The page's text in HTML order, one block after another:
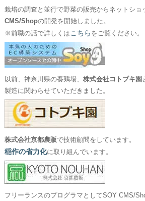
栽培の調査と並行で野菜の販売からネットショ
CMS/Shopの開発を開始しました。
※前職の話で詳しくはこちら をご覧ください。
以前、神奈川県の養鶏場、 株式会社コトブキ園
製造に関わらせていただきました。
株式会社京都農販で技術顧問をしています。
稲作の省力化に取り組んでいます。
フリーランスのプログラマとしてSOY CMS/